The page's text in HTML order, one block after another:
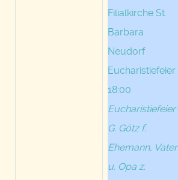
Filialkirche St.
Barbara
Neudorf
Eucharistiefeier
18:00
Eucharistiefeier
G. Götz f.
Ehemann, Vater
u. Opa z.